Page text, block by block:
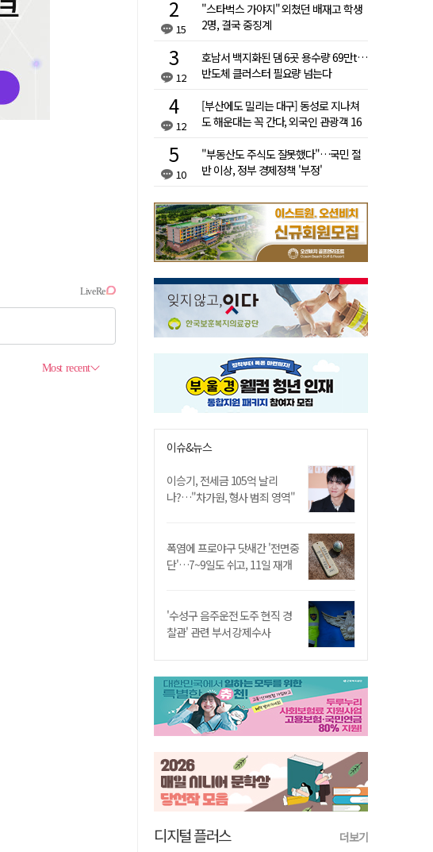
15
"스타벅스 가야지" 외쳤던 배재고 학생
2명, 결국 중징계
12
호남서 백지화된 댐 6곳 용수량 69만t…
반도체 클러스터 필요량 넘는다
12
[부산에도 밀리는 대구] 동성로 지나쳐
도 해운대는 꼭 간다, 외국인 관광객 16
10
"부동산도 주식도 잘못했다"…국민 절
반 이상, 정부 경제정책 '부정'
이슈&뉴스
이승기, 전세금 105억 날리
나?…"차가원, 형사 범죄 영역"
폭염에 프로야구 닷새간 '전면중
단'…7~9일도 쉬고, 11일 재개
'수성구 음주운전 도주 현직 경
찰관' 관련 부서 강제수사
디지털 플러스 더보기